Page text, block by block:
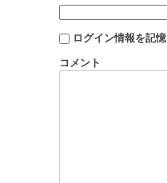
ログイン情報を記憶
コメント